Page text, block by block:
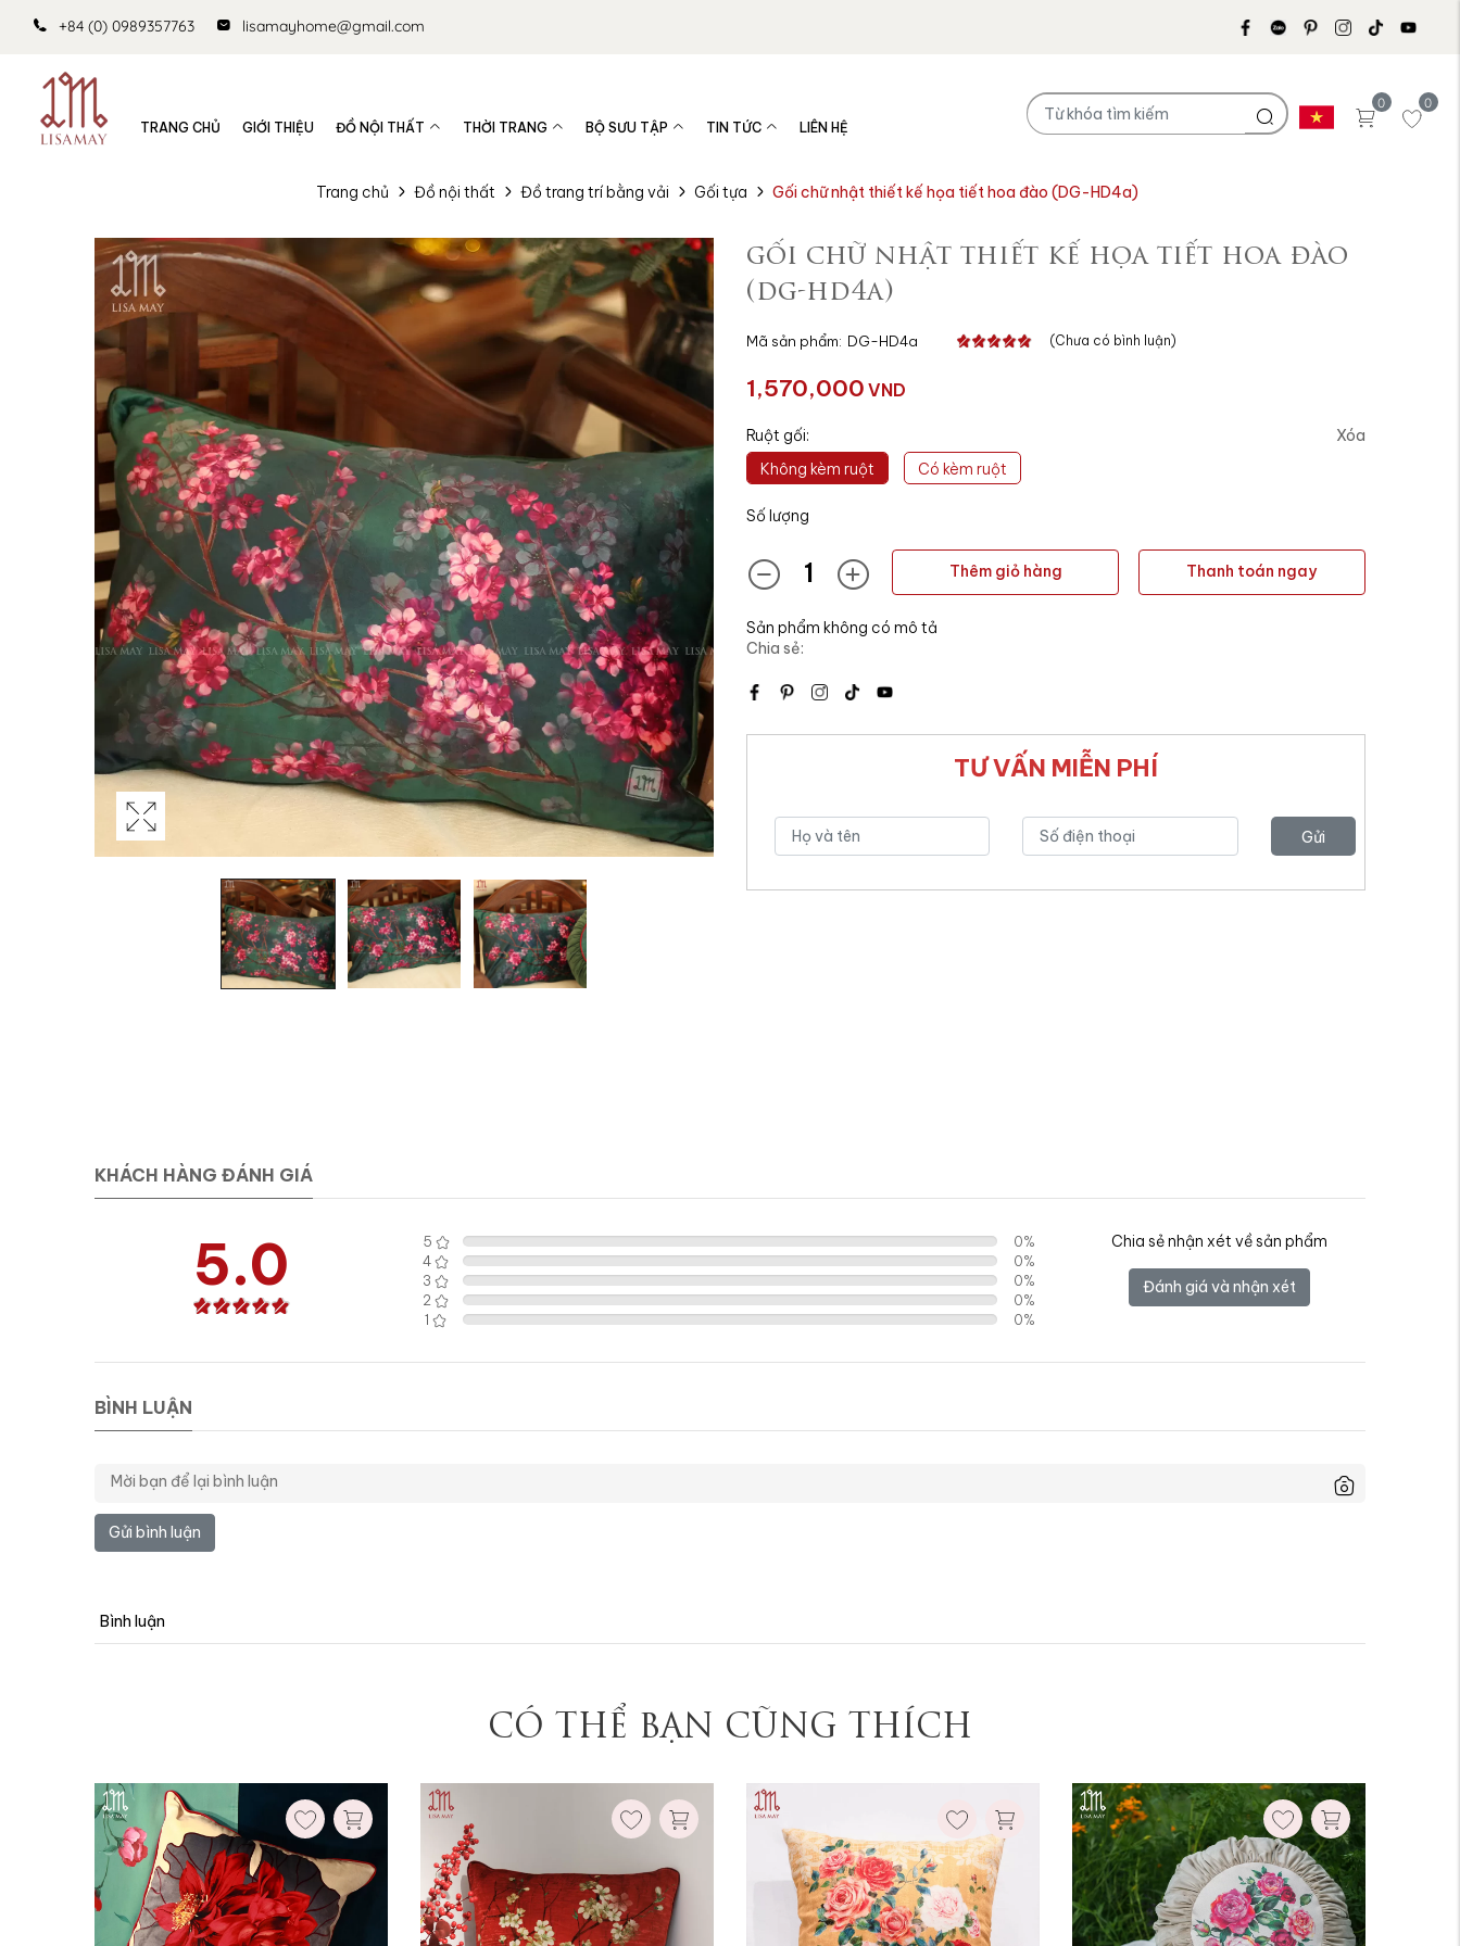
+84 (0) 0989357763 lisamayhome@gmail.com
TRANG CHỦ GIỚI THIỆU ĐỒ NỘI THẤT THỜI TRANG BỘ SƯU TẬP TIN TỨC LIÊN HỆ
0
0
Trang chủ Đồ nội thất Đồ trang trí bằng vải Gối tựa Gối chữ nhật thiết kế họa tiết hoa đào (DG-HD4a)
gối chữ nhật thiết kế họa tiết hoa đào
(dg-hd4a)
Mã sản phẩm: DG-HD4a (Chưa có bình luận)
1,570,000 VND
Ruột gối:
Xóa
Không kèm ruột
Có kèm ruột
Số lượng
Thêm giỏ hàng Thanh toán ngay
Sản phẩm không có mô tả
Chia sẻ:
TƯ VẤN MIỄN PHÍ
Gửi
KHÁCH HÀNG ĐÁNH GIÁ
5.0 5 0%
4
0%
3
0%
2
0%
1
0%
Chia sẻ nhận xét về sản phẩm
Đánh giá và nhận xét
BÌNH LUẬN
Gửi bình luận
Bình luận
CÓ THỂ BẠN CŨNG THÍCH
Ruột gối:
Xóa
Xóa
Xóa
Xóa